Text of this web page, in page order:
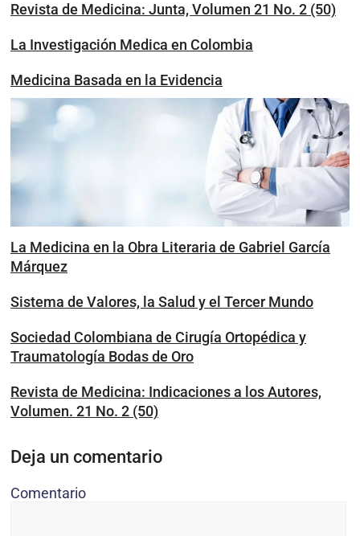
Revista de Medicina: Junta, Volumen 21 No. 2 (50)
La Investigación Medica en Colombia
Medicina Basada en la Evidencia
La Medicina en la Obra Literaria de Gabriel García
Márquez
Sistema de Valores, la Salud y el Tercer Mundo
Sociedad Colombiana de Cirugía Ortopédica y
Traumatología Bodas de Oro
Revista de Medicina: Indicaciones a los Autores,
Volumen. 21 No. 2 (50)
Deja un comentario
Comentario